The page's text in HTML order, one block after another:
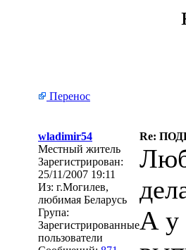
Перенос
wladimir54
Re:
Местный житель
Зарегистрирован:
25/11/2007 19:11
Из: г.Могилев,
любимая Беларусь
Група:
Зарегистрированные
пользователи
А у